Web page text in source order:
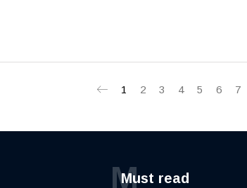
1 2 3 4 5 6 7
Must read
M